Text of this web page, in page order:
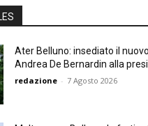
Ater Belluno: insediato il nuovo
Andrea De Bernardin alla
redazione - 7 Agosto 2026